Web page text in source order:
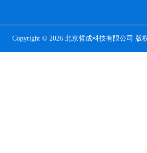
Copyright © 2026 北京哲成科技有限公司 版